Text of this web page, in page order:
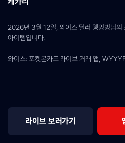
2026년 3월 12일, 와이스 딜러 웽잉빙님의
아이템입니다.
와이스: 포켓몬카드 라이브 거래 앱,
라이브 보러가기